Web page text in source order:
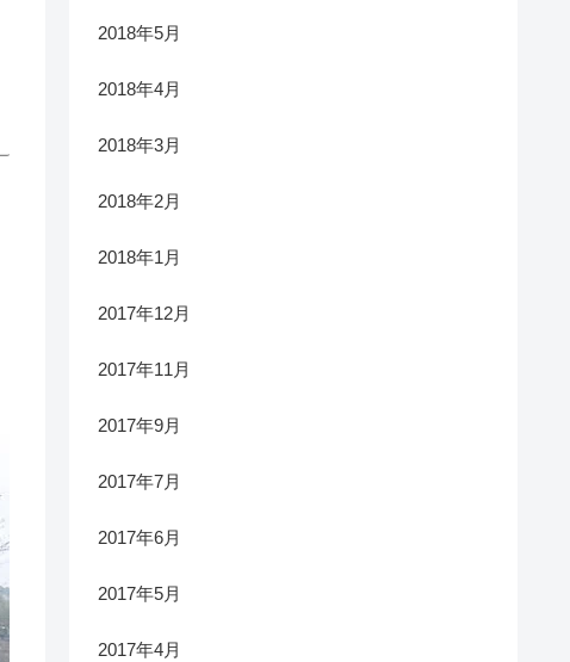
2018年5月
2018年4月
2018年3月
2018年2月
2018年1月
2017年12月
2017年11月
2017年9月
2017年7月
2017年6月
2017年5月
2017年4月